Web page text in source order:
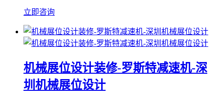
立即咨询
机械展位设计装修-罗斯特减速机-深
圳机械展位设计